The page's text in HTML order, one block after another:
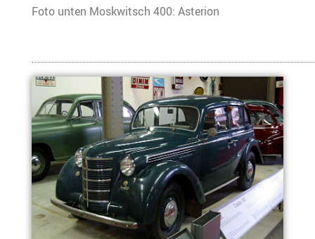
Foto unten Moskwitsch 400: Asterion